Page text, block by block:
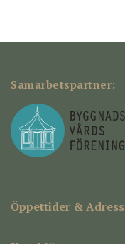
Samarbetspartner:
Öppettider & Adress